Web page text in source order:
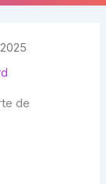
de